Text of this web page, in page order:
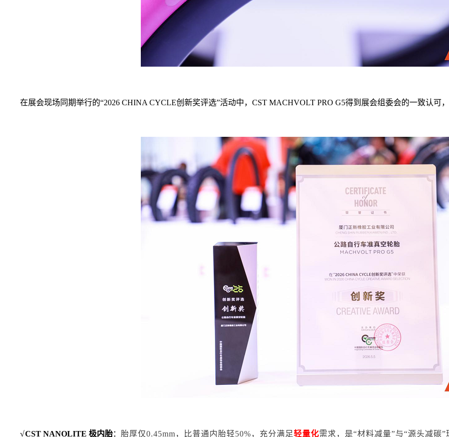
在展会现场同期举行的“2026 CHINA CYCLE创新奖评选”活动中，CST MACHVOLT PRO G5得到展会组委会的一致认可
√CST NANOLITE 极内胎： 胎厚仅0.45mm，比普通内胎轻50%，充分满足轻量化需求，是“材料减量”与“源头减碳